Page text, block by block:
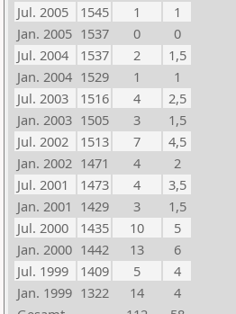
Jul. 2005
1545 1
1
Jan. 2005 1537 0
0
Jul. 2004
1537 2
1,5
Jan. 2004 1529 1
1
Jul. 2003
1516 4
2,5
Jan. 2003 1505 3
1,5
Jul. 2002
1513 7
4,5
Jan. 2002 1471 4
2
Jul. 2001
1473 4
3,5
Jan. 2001 1429 3
1,5
Jul. 2000
1435 10
5
Jan. 2000 1442 13
6
Jul. 1999
1409 5
4
Jan. 1999 1322 14
4